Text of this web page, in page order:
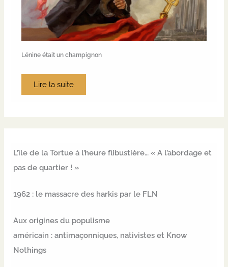
Lénine était un champignon
Lire la suite
L’île de la Tortue à l’heure flibustière… « A l’abordage et
pas de quartier ! »
1962 : le massacre des harkis par le FLN
Aux origines du populisme
américain : antimaçonniques, nativistes et Know
Nothings